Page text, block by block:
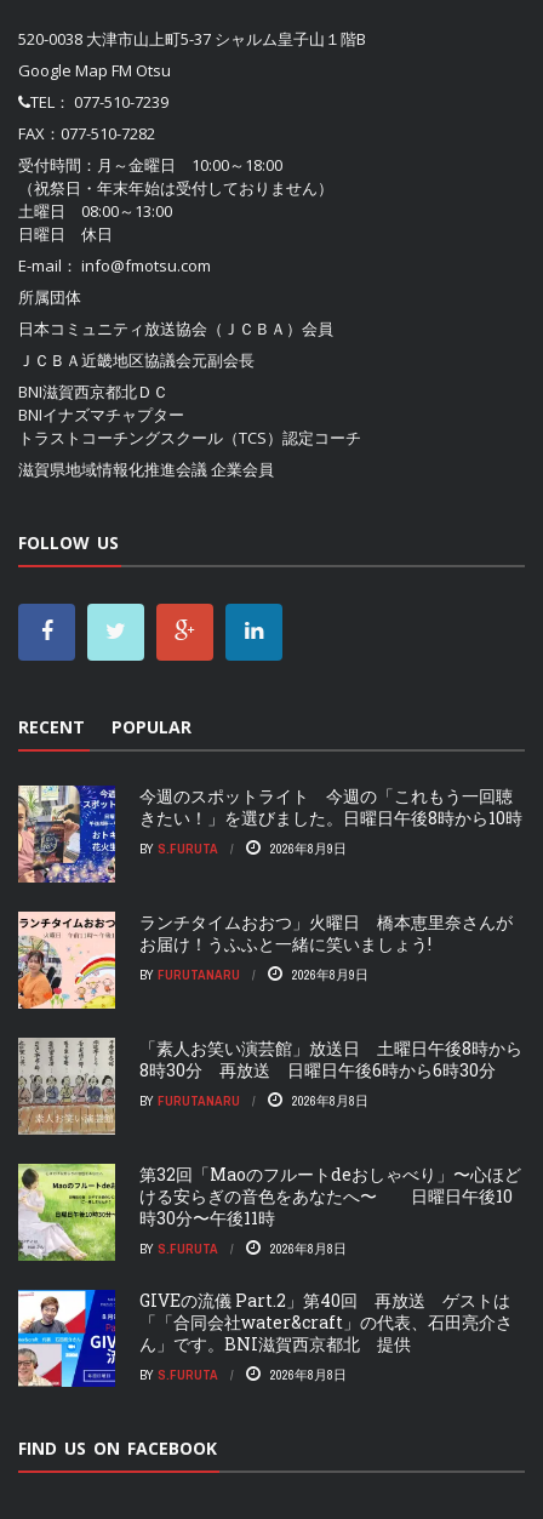
520-0038 大津市山上町5-37 シャルム皇子山１階B
Google Map FM Otsu
TEL： 077-510-7239
FAX：077-510-7282
受付時間：月～金曜日 10:00～18:00
（祝祭日・年末年始は受付しておりません）
土曜日 08:00～13:00
日曜日 休日
E-mail： info@fmotsu.com
所属団体
日本コミュニティ放送協会（ＪＣＢＡ） 会員
ＪＣＢＡ近畿地区協議会元副会長
BNI滋賀西京都北ＤＣ
BNIイナズマチャプター
トラストコーチングスクール（TCS）認定コーチ
滋賀県地域情報化推進会議企業会員
FOLLOW US
RECENT POPULAR
今週のスポットライト 今週の「これもう一回聴
きたい！」を選びました。日曜日午後8時から10時
BY S.FURUTA 2026年8月9日
ランチタイムおおつ」火曜日 橋本恵里奈さんが
お届け！うふふと一緒に笑いましょう!
BY FURUTANARU 2026年8月9日
「素人お笑い演芸館」放送日 土曜日午後8時から
8時30分 再放送 日曜日午後6時から6時30分
BY FURUTANARU 2026年8月8日
第32回「Maoのフルートdeおしゃべり」〜心ほど
ける安らぎの音色をあなたへ〜 日曜日午後10
時30分〜午後11時
BY S.FURUTA 2026年8月8日
GIVEの流儀 Part.2」第40回 再放送 ゲストは
「「合同会社water&craft」の代表、石田亮介さ
ん」です。BNI滋賀西京都北 提供
BY S.FURUTA 2026年8月8日
FIND US ON FACEBOOK